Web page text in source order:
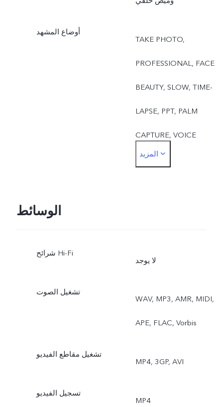
أوضاع المشهد
TAKE PHOTO,
PROFESSIONAL, FACE
BEAUTY, SLOW, TIME-
LAPSE, PPT, PALM
CAPTURE, VOICE
CONTROL الأمامي: TAKE
المزيد
الوسائط
شرائح Hi-Fi
لا يوجد
تشغيل الصوت
WAV, MP3, AMR, MIDI,
APE, FLAC, Vorbis
تشغيل مقاطع الفيديو
MP4, 3GP, AVI
تسجيل الفيديو
MP4